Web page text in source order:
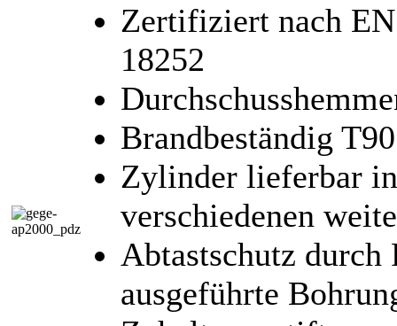
Zertifiziert nach
18252
Brandbeständig
Zylinder lieferbar
verschiedenen
Abtastschutz durch
ausgeführte